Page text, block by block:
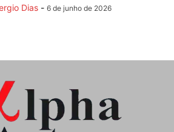
Dias - 6 de junho de 2026